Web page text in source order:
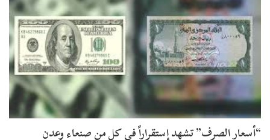
“أسعار الصرف” تشهد إستقراراً في كل من صنعاء وعدن